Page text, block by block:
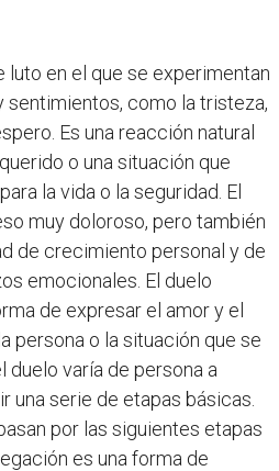
luto en el que se experimentan
sentimientos, como la tristeza,
Es una reacción natural
o una situación que
la vida o la seguridad. El
muy doloroso, pero también
de crecimiento personal y de
emocionales. El duelo
de expresar el amor y el
persona o la situación que se
duelo varía de persona a
una serie de etapas básicas.
por las siguientes etapas
es una forma de